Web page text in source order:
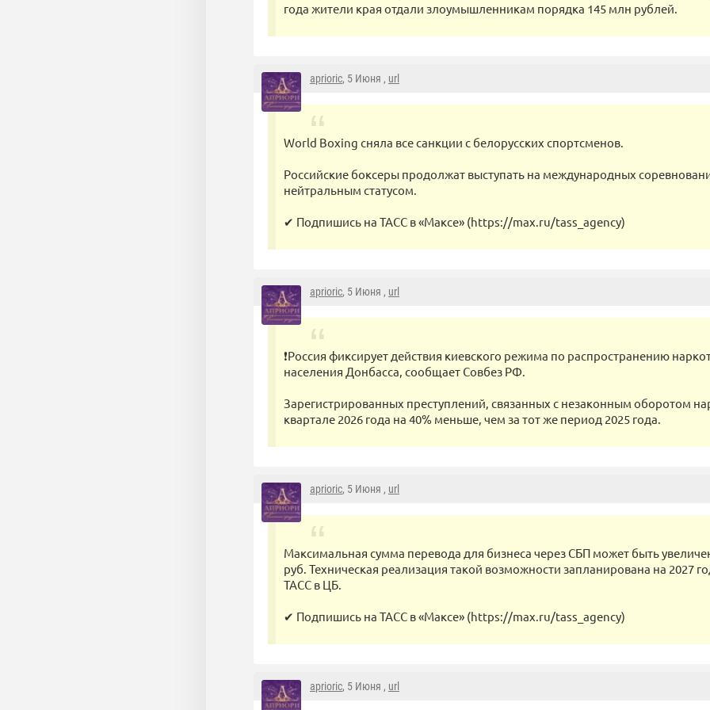
года жители края отдали злоумышленникам порядка 145 млн рублей.
aprioric, 5 Июня , url
World Boxing сняла все санкции с белорусских спортсменов.
Российские боксеры продолжат выступать на международных
нейтральным статусом.
✔ Подпишись на ТАСС в «Максе» (https://max.ru/tass_agency)
aprioric, 5 Июня , url
❗️Россия фиксирует действия киевского режима по распространению
населения Донбасса, сообщает Совбез РФ.
Зарегистрированных преступлений, связанных с незаконным оборотом
квартале 2026 года на 40% меньше, чем за тот же период 2025 года.
aprioric, 5 Июня , url
Максимальная сумма перевода для бизнеса через СБП может быть
руб. Техническая реализация такой возможности запланирована на 2027
ТАСС в ЦБ.
✔ Подпишись на ТАСС в «Максе» (https://max.ru/tass_agency)
aprioric, 5 Июня , url